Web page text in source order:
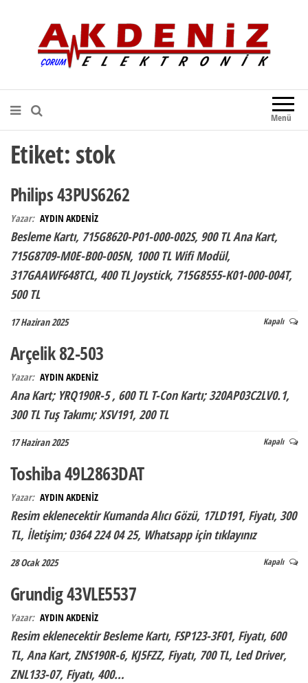
Akdeniz Elektronik
Teknik Destek, Kaliteli Hizmet |
Çorum Elektronik Firması
Menü
Etiket: stok
Philips 43PUS6262
Yazar: AYDIN AKDENİZ
Besleme Kartı, 715G8620-P01-000-002S, 900 TL Ana Kart,
715G8709-M0E-B00-005N, 1000 TL Wifi Modül,
317GAAWF648TCL, 400 TL Joystick, 715G8555-K01-000-004T,
500 TL
17 Haziran 2025 Kapalı
Arçelik 82-503
Yazar: AYDIN AKDENİZ
Ana Kart; YRQ190R-5 , 600 TL T-Con Kartı; 320AP03C2LV0.1,
300 TL Tuş Takımı; XSV191, 200 TL
17 Haziran 2025 Kapalı
Toshiba 49L2863DAT
Yazar: AYDIN AKDENİZ
Resim eklenecektir Kumanda Alıcı Gözü, 17LD191, Fiyatı, 300
TL, İletişim; 0364 224 04 25, Whatsapp için tıklayınız
28 Ocak 2025 Kapalı
Grundig 43VLE5537
Yazar: AYDIN AKDENİZ
Resim eklenecektir Besleme Kartı, FSP123-3F01, Fiyatı, 600
TL, Ana Kart, ZNS190R-6, KJ5FZZ, Fiyatı, 700 TL, Led Driver,
ZNL133-07, Fiyatı, 400…